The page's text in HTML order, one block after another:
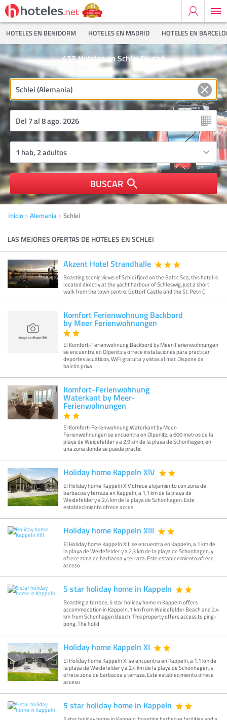
HOTELES EN BENIDORM HOTELES EN MADRID HOTELES EN
Hoteles en Schlei Ciudad
433
BUSCAR
Inicio Alemania Schlei
LAS MEJORES OFERTAS DE HOTELES EN SCHLEI
Akzent Hotel Strandhalle
Boasting scenic views of Schlei fjord on the Baltic Sea, this hotel is
located directly at the yacht harbour of Schleswig, just a short
walk from the town centre, Gottorf Castle and the St. Petri C
Komfort Ferienwohnung Backbord
by Meer Ferienwohnungen
El Komfort-Ferienwohnung Backbord by Meer-Ferienwohnungen
se encuentra en Olpenitz y ofrece instalaciones para practicar
deportes acuáticos, WiFi gratuita y vistas al mar. Dispone de
balcón priva
Komfort-Ferienwohnung
Waterkant by Meer-
Ferienwohnungen
El Komfort-Ferienwohnung Waterkant by Meer-
Ferienwohnungen se encuentra en Olpenitz, a 600 metros de la
playa de Weidefelder y a 2,9 km de la playa de Schonhagen, en
una zona donde se puede practic
Holiday home Kappeln XIV
El Holiday home Kappeln XIV ofrece alojamiento con zona de
barbacoa y terraza en Kappeln, a 1,1 km de la playa de
Weidefelder y a 2,4 km de la playa de Schonhagen. Este
establecimiento ofrece acces
Holiday home Kappeln XIII
El Holiday home Kappeln XIII se encuentra en Kappeln, a 1 km de
la playa de Weidefelder y a 2,3 km de la playa de Schonhagen, y
ofrece zona de barbacoa y terraza. Este establecimiento ofrece
acceso
5 star holiday home in Kappeln
Boasting a terrace, 5 star holiday home in Kappeln offers
accommodation in Kappeln, 1 km from Weidefelder Beach and 2.4
km from Schonhagen Beach. This property offers access to ping-
pong. The holid
Holiday home Kappeln XI
El Holiday home Kappeln XI se encuentra en Kappeln, a 1,1 km de
la playa de Weidefelder y a 2,4 km de la playa de Schonhagen, y
ofrece zona de barbacoa y terraza. Este establecimiento ofrece
acceso
5 star holiday home in Kappeln